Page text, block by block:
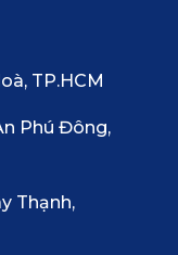
TP.HCM
Phú Đông,
Thạnh,